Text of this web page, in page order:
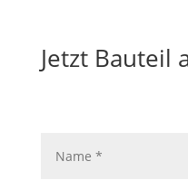
Jetzt Bauteil